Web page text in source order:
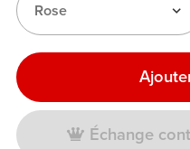
Rose
Échange